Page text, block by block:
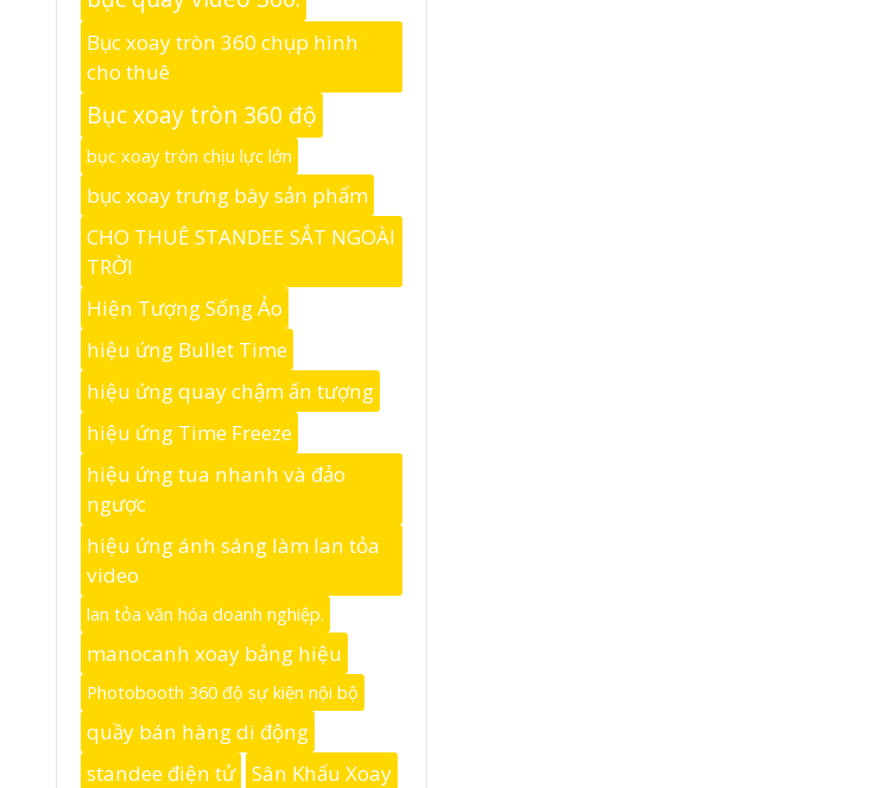
Bục xoay tròn 360 chụp hình
cho thuê
Bục xoay tròn 360 độ
bục xoay tròn chịu lực lớn
bục xoay trưng bày sản phẩm
CHO THUÊ STANDEE SẮT NGOÀI
TRỜI
Hiện Tượng Sống Ảo
hiệu ứng Bullet Time
hiệu ứng quay chậm ấn tượng
hiệu ứng Time Freeze
hiệu ứng tua nhanh và đảo
ngược
hiệu ứng ánh sáng làm lan tỏa
video
lan tỏa văn hóa doanh nghiệp.
manocanh xoay bảng hiệu
Photobooth 360 độ sự kiện nội bộ
quầy bán hàng di động
standee điện tử
Sân Khấu Xoay